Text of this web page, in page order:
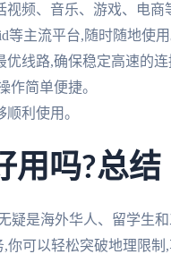
频、音乐、游戏、电商
等主流平台,随时随地使用
线路,确保稳定高速的连
作简单便捷。
利使用。
用吗?总结
疑是海外华人、留学生
可以轻松突破地理限